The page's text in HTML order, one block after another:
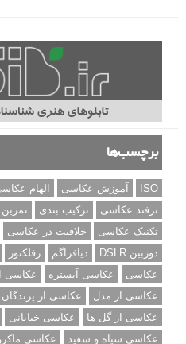
برچسب‌ها
ISO آموزش عکاسی الهام
ترفند عکاسی
ترکیب بندی
تکنیک عکاسی
خلاقیت در عکاسی
دوربین DSLR
دیافراگم رفلکتور
عکاسی
عکاسی آبستره
عکاسی
عکاسی از مدل
عکاسی از پرندگان
عکاسی از گل ها
عکاسی خیابانی
عکاسی سیاه و سفید
عکاسی